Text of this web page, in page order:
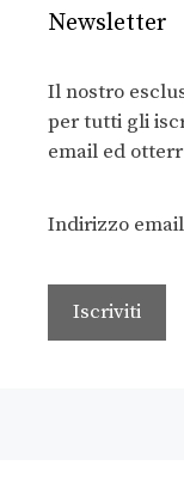
Newsletter
Il nostro
per tutti gli
email ed
Indirizzo